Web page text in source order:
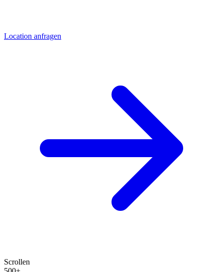
Location anfragen
Scrollen